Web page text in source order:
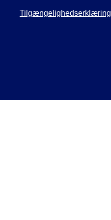
Tilgængelighedserklæring